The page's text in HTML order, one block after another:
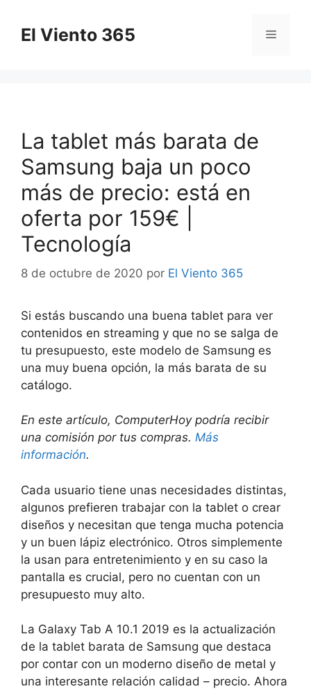
contenido
El Viento 365 Menú
La tablet más barata de
Samsung baja un poco
más de precio: está en
oferta por 159€ |
Tecnología
8 de octubre de 2020 por El Viento 365
Si estás buscando una buena tablet para ver
contenidos en streaming y que no se salga de
tu presupuesto, este modelo de Samsung es
una muy buena opción, la más barata de su
catálogo.
En este artículo, ComputerHoy podría recibir
una comisión por tus compras. Más
información.
Cada usuario tiene unas necesidades distintas,
algunos prefieren trabajar con la tablet o crear
diseños y necesitan que tenga mucha potencia
y un buen lápiz electrónico. Otros simplemente
la usan para entretenimiento y en su caso la
pantalla es crucial, pero no cuentan con un
presupuesto muy alto.
La Galaxy Tab A 10.1 2019 es la actualización
de la tablet barata de Samsung que destaca
por contar con un moderno diseño de metal y
una interesante relación calidad – precio. Ahora